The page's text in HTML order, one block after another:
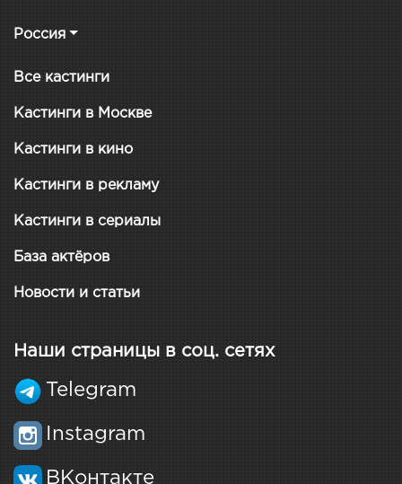
Россия
Все кастинги
Кастинги в Москве
Кастинги в кино
Кастинги в рекламу
Кастинги в сериалы
База актёров
Новости и статьи
Наши страницы в соц. сетях
Telegram
Instagram
ВКонтакте